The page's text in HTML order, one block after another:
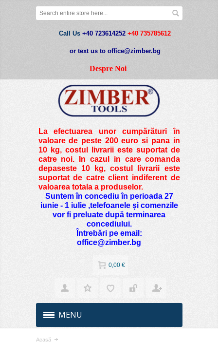
Call Us +40 723614252 +40 735785612
or text us to office@zimber.bg
Despre Noi
La efectuarea unor cumpărături în
valoare de peste200 euro si pana in
10 kg, costul livrarii este suportat de
catre noi. In cazul in care comanda
depaseste 10 kg, costul livrarii este
suportat de catre client indiferent de
valoarea totala a produselor.
Suntem în concediu în perioada 27
iunie - 1 iulie ,telefoanele și comenzile
vor fi preluate după terminarea
concediului.
Întrebări pe email:
office@zimber.bg
0,00 €
MENU
Acasă